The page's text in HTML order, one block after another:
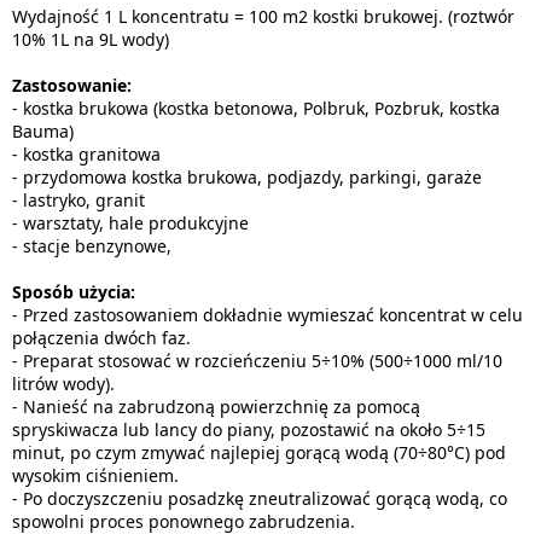
Wydajność 1 L koncentratu = 100 m2 kostki brukowej. (roztwór
10% 1L na 9L wody)
Zastosowanie:
- kostka brukowa (kostka betonowa, Polbruk, Pozbruk, kostka
Bauma)
- kostka granitowa
- przydomowa kostka brukowa, podjazdy, parkingi, garaże
- lastryko, granit
- warsztaty, hale produkcyjne
- stacje benzynowe,
Sposób użycia:
- Przed zastosowaniem dokładnie wymieszać koncentrat w celu
połączenia dwóch faz.
- Preparat stosować w rozcieńczeniu 5÷10% (500÷1000 ml/10
litrów wody).
- Nanieść na zabrudzoną powierzchnię za pomocą
spryskiwacza lub lancy do piany, pozostawić na około 5÷15
minut, po czym zmywać najlepiej gorącą wodą (70÷80°C) pod
wysokim ciśnieniem.
- Po doczyszczeniu posadzkę zneutralizować gorącą wodą, co
spowolni proces ponownego zabrudzenia.